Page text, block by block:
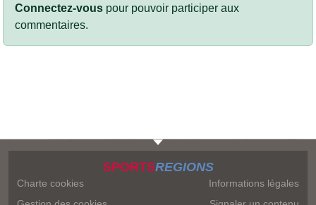
Connectez-vous pour pouvoir participer aux
commentaires.
SPORTSREGIONS
Charte cookies
Informations légales